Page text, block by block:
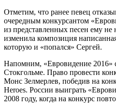
Отметим, что ранее певец
очередным конкурсантом
из представленных песен ему
изменила композиция
которую и «попался» Сергей.
Напомним, «Евровидение 2016»
Стокгольме. Право провести
Монс Зелмерлев, победив на
Heroes. России выиграть
2008 году, когда на конкурс